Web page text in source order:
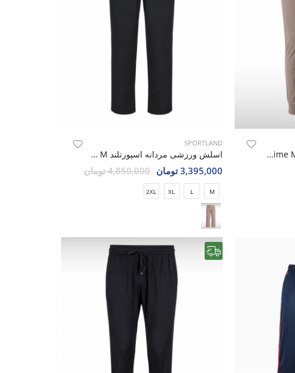
اسلش ورزشی مردانه نایک Nike Aero Prime M
SPORTLAND
اسلش ورزشی مردانه اسپورتلند Shift Ease M
3,395,000 تومان 4,850,000 تومان
M
L
XL
2XL